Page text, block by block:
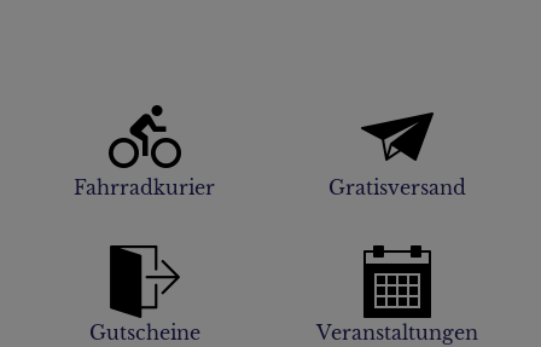
Fahrradkurier Gratisversand
Gutscheine Veranstaltungen